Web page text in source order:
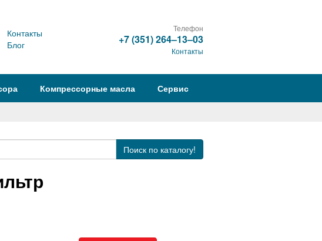
Контакты
Блог
Телефон
+7 (351) 264‒13‒03
Контакты
Компрессорные масла Сервис
Поиск по каталогу!